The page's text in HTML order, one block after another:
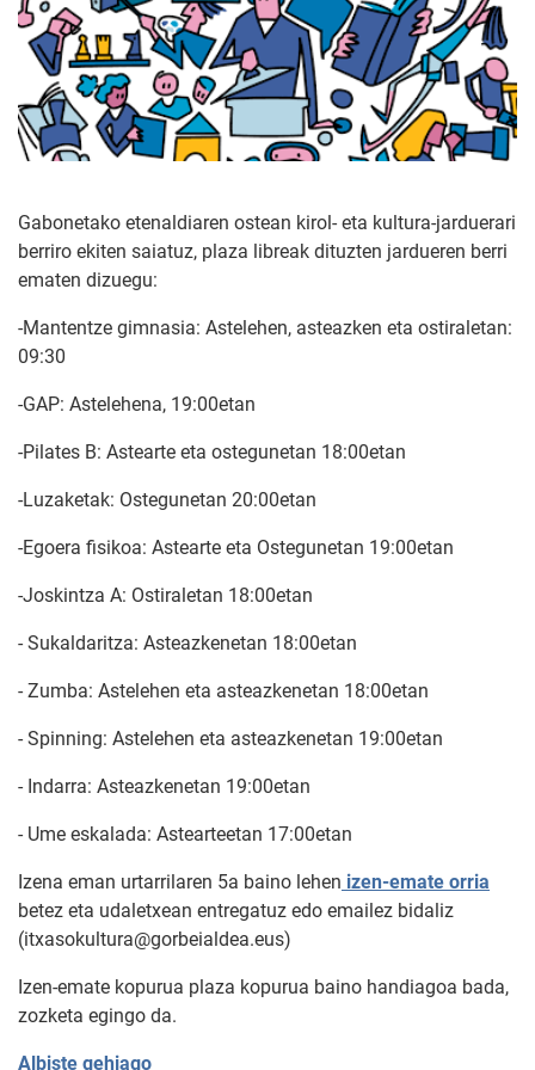
Gabonetako etenaldiaren ostean kirol- eta kultura-jarduerari
berriro ekiten saiatuz, plaza libreak dituzten jardueren berri
ematen dizuegu:
-Mantentze gimnasia: Astelehen, asteazken eta ostiraletan:
09:30
-GAP: Astelehena, 19:00etan
-Pilates B: Astearte eta ostegunetan 18:00etan
-Luzaketak: Ostegunetan 20:00etan
-Egoera fisikoa: Astearte eta Ostegunetan 19:00etan
-Joskintza A: Ostiraletan 18:00etan
- Sukaldaritza: Asteazkenetan 18:00etan
- Zumba: Astelehen eta asteazkenetan 18:00etan
- Spinning: Astelehen eta asteazkenetan 19:00etan
- Indarra: Asteazkenetan 19:00etan
- Ume eskalada: Astearteetan 17:00etan
Izena eman urtarrilaren 5a baino lehen izen-emate orria
betez eta udaletxean entregatuz edo emailez bidaliz
(itxasokultura@gorbeialdea.eus)
Izen-emate kopurua plaza kopurua baino handiagoa bada,
zozketa egingo da.
Albiste gehiago